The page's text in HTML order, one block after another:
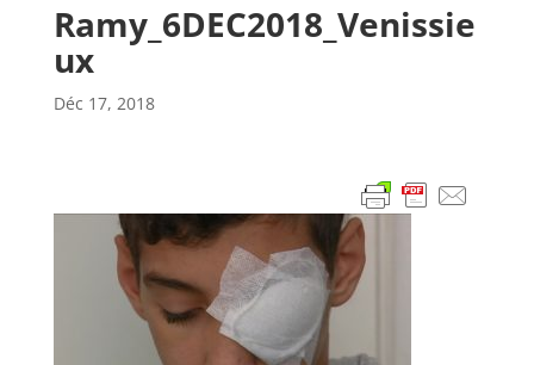
Ramy_6DEC2018_Venissie
ux
Déc 17, 2018